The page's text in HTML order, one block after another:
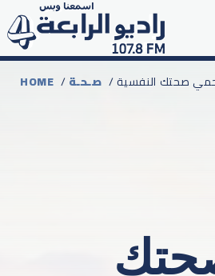
HOME /صـحـة صحتك النفسية